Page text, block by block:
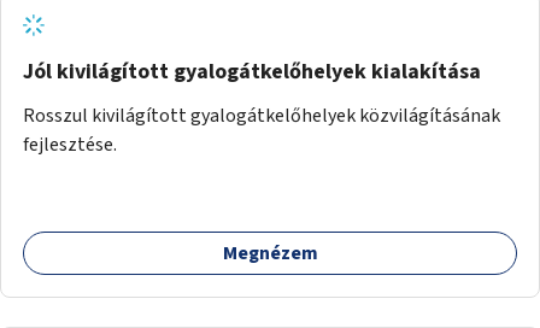
Jól kivilágított gyalogátkelőhelyek kialakítása
Rosszul kivilágított gyalogátkelőhelyek közvilágításának
fejlesztése.
Megnézem